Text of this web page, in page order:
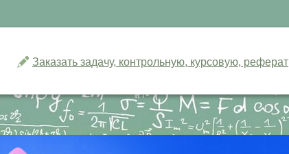
Заказать задачу, контрольную, курсовую, реферат